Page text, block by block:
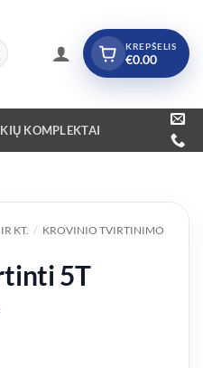
KREPŠELIS
€0.00
KOMPLEKTAI
KT. / KROVINIO TVIRTINIMO
5T